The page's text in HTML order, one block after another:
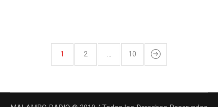
1 2 … 10